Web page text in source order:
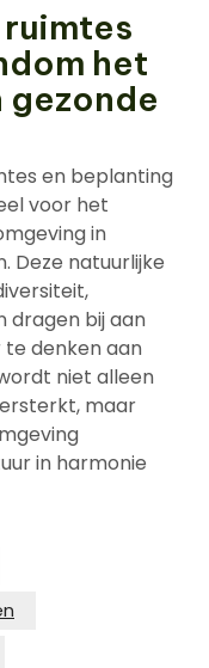
het
gezonde
en beplanting
voor het
in
Deze natuurlijke
dragen bij aan
te denken aan
niet alleen
maar
in harmonie